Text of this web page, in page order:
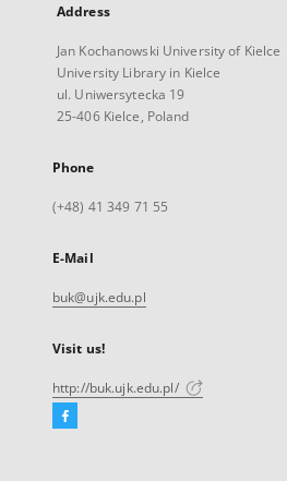
Address
Jan Kochanowski University of Kielce
University Library in Kielce
ul. Uniwersytecka 19
25-406 Kielce, Poland
Phone
(+48) 41 349 71 55
E-Mail
buk@ujk.edu.pl
Visit us!
http://buk.ujk.edu.pl/
Facebook